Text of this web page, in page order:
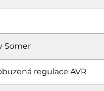
Somer
regulace AVR